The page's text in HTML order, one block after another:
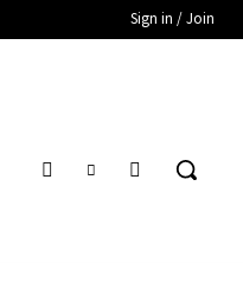
Sign in / Join